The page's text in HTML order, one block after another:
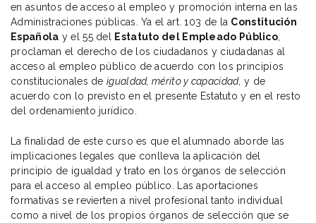
en asuntos de acceso al empleo y promoción interna en las
Administraciones públicas. Ya el art. 103 de la Constitución
Española y el 55 del Estatuto del Empleado Público
proclaman el derecho de los ciudadanos y ciudadanas al
acceso al empleo público de acuerdo con los principios
constitucionales deigualdad, mérito y capacidad, y de
acuerdo con lo previsto en el presente Estatuto y en el resto
del ordenamiento jurídico.
La finalidad de este curso es que el alumnado aborde las
implicaciones legales que conlleva la aplicación del
principio de igualdad y trato en los órganos de selección
para el acceso al empleo público. Las aportaciones
formativas se revierten a nivel profesional tanto individual
como a nivel de los propios órganos de selección que se